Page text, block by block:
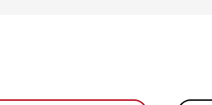
und technischer Allgemeinzustand.
bei BMW. Letzter Service ist bei 87.475